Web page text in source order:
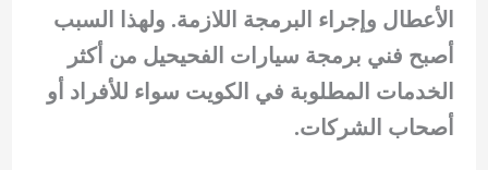
الأعطال وإجراء البرمجة اللازمة. ولهذا السبب
أصبح فني برمجة سيارات الفحيحيل من أكثر
الخدمات المطلوبة في الكويت سواء للأفراد أو
أصحاب الشركات.